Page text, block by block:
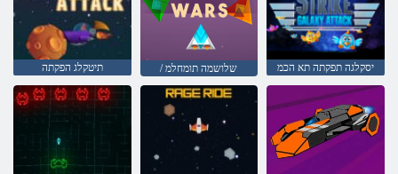
תיטקלג הפקתה / שלושמה תומחלמ יסקלגה תפקתה תא הכמ